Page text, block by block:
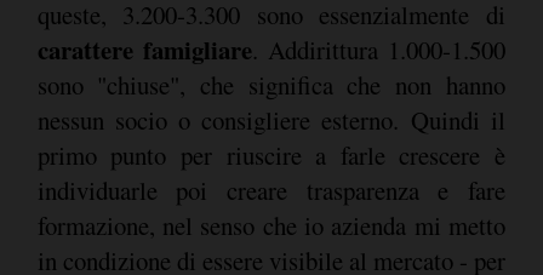
queste, 3.200-3.300 sono essenzialmente di
carattere famigliare. Addirittura 1.000-1.500
sono "chiuse", che significa che non hanno
nessun socio o consigliere esterno. Quindi il
primo punto per riuscire a farle crescere è
individuarle poi creare trasparenza e fare
formazione, nel senso che io azienda mi metto
in condizione di essere visibile al mercato - per